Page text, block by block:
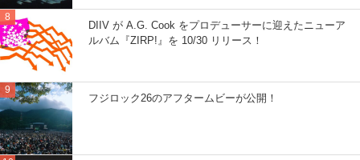
DIIV が A.G. Cook をプロデューサーに迎えたニューア
ルバム『ZIRP!』を 10/30 リリース！
フジロック26のアフタームビーが公開！